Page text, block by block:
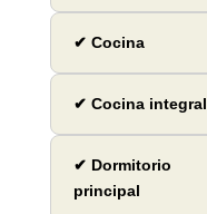
✔ Cocina
✔ Cocina integral
✔ Dormitorio
principal